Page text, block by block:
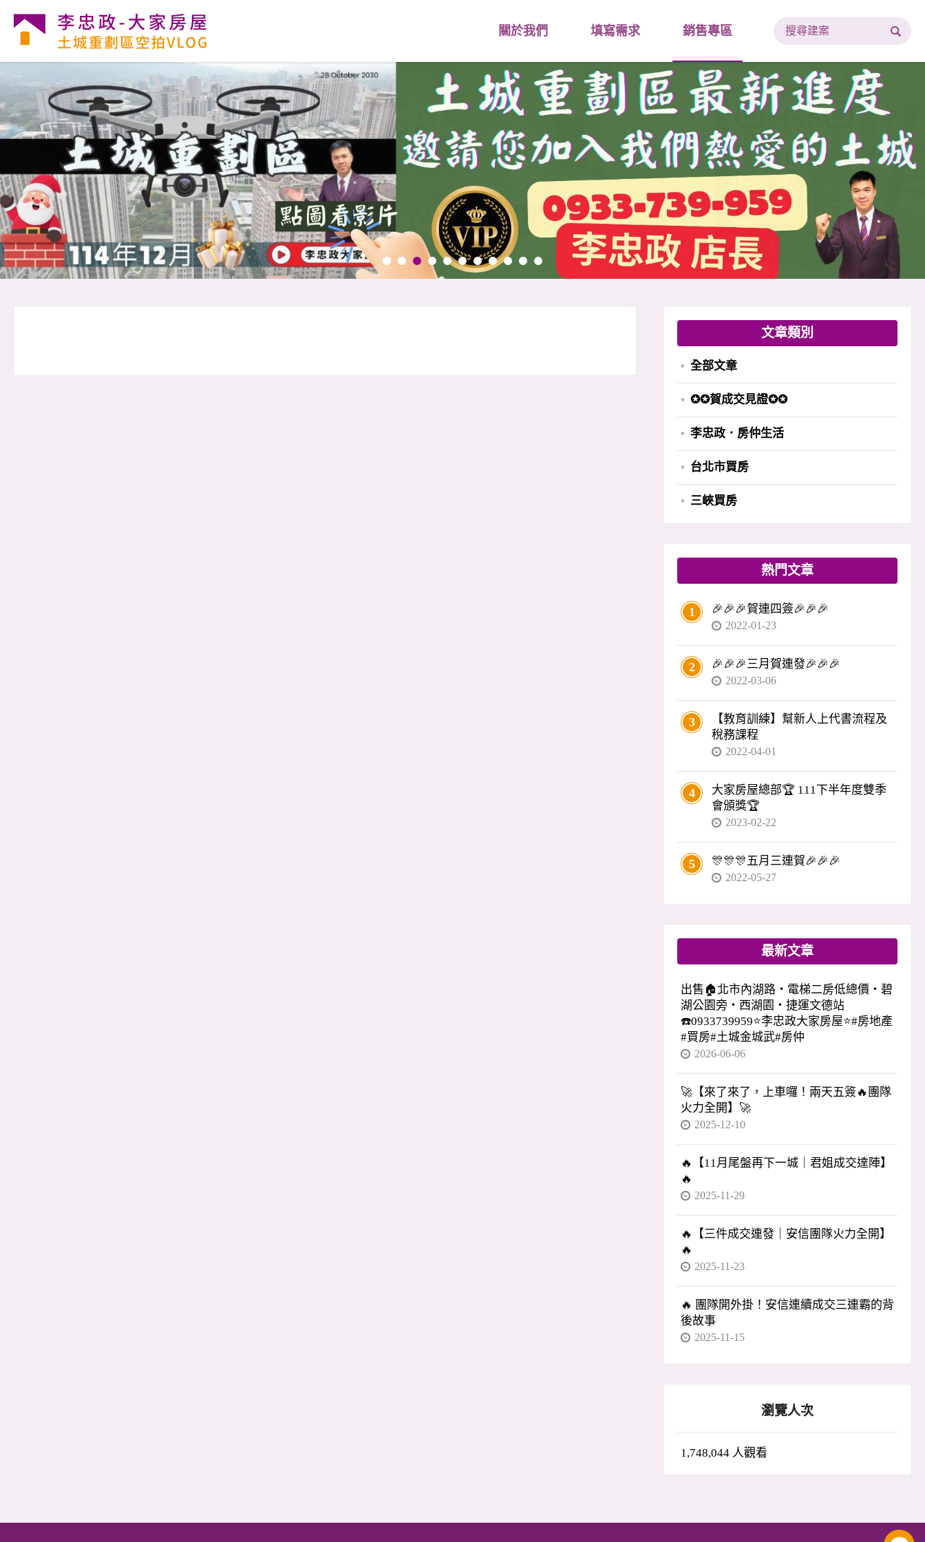
關於我們 填寫需求 銷售專區
文章類別
全部文章
✪✪賀成交見證✪✪
李忠政．房仲生活
台北市買房
三峽買房
熱門文章
1 🎉🎉🎉賀連四簽🎉🎉🎉
2022-01-23
2 🎉🎉🎉三月賀連發🎉🎉🎉
2022-03-06
3
【教育訓練】幫新人上代書流程及
稅務課程
2022-04-01
4
大家房屋總部🏆 111下半年度雙季
會頒獎🏆
2023-02-22
5 🎊🎊🎊五月三連賀🎉🎉🎉
2022-05-27
最新文章
出售🏠北市內湖路・電梯二房低總價・碧
湖公園旁・西湖園・捷運文德站
☎️0933739959⭐李忠政大家房屋⭐#房地產
#買房#土城金城武#房仲
2026-06-06
🚀【來了來了，上車囉！兩天五簽🔥團隊
火力全開】🚀
2025-12-10
🔥【11月尾盤再下一城｜君姐成交達陣】
🔥
2025-11-29
🔥【三件成交連發｜安信團隊火力全開】
🔥
2025-11-23
🔥 團隊開外掛！安信連續成交三連霸的背
後故事
2025-11-15
瀏覽人次
1,748,044 人觀看